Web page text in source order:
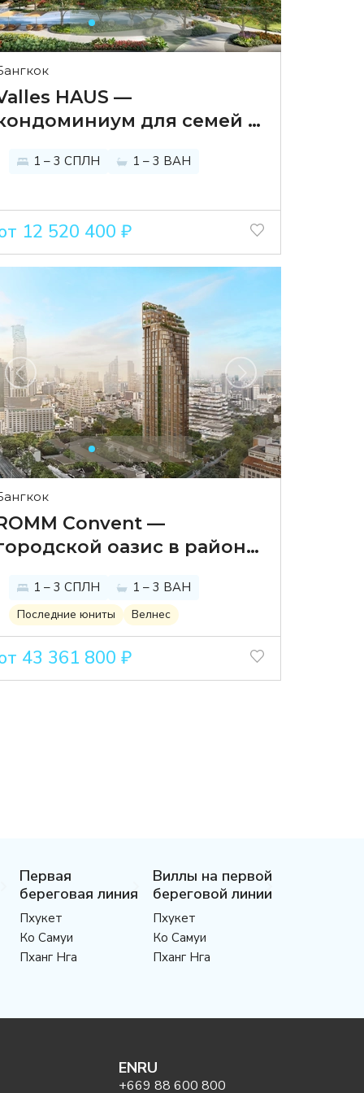
HAUS —
для семей с
и домашними
животными в районе T77
1 – 3 СПЛН 1 – 3 ВАН
12 520 400 ₽
Convent —
оазис в районе
с эксклюзивными
велнес-привилегиями
1 – 3 СПЛН 1 – 3 ВАН
Последние юниты Велнес
43 361 800 ₽
Первая
береговая линия
Пхукет
Ко Самуи
Пханг Нга
Виллы на первой
береговой линии
Пхукет
Ко Самуи
Пханг Нга
ENRU
+669 88 600 800